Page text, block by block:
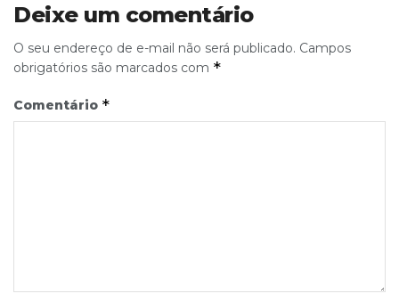
Deixe um comentário
O seu endereço de e-mail não será publicado. Campos
obrigatórios são marcados com *
Comentário *